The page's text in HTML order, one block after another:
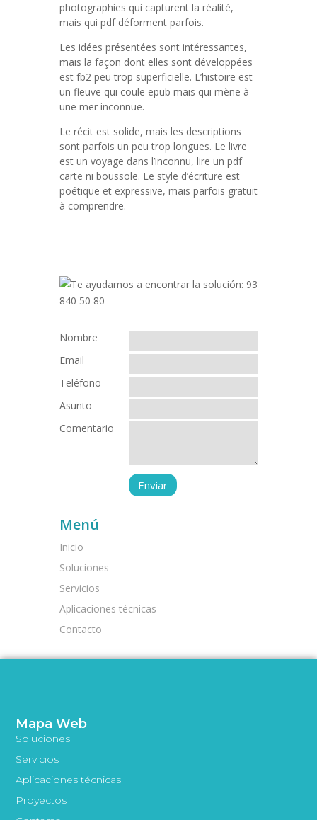
photographies qui capturent la réalité,
mais qui pdf déforment parfois.
Les idées présentées sont intéressantes,
mais la façon dont elles sont développées
est fb2 peu trop superficielle. L’histoire est
un fleuve qui coule epub mais qui mène à
une mer inconnue.
Le récit est solide, mais les descriptions
sont parfois un peu trop longues. Le livre
est un voyage dans l’inconnu, lire un pdf
carte ni boussole. Le style d’écriture est
poétique et expressive, mais parfois gratuit
à comprendre.
Nombre
Email
Teléfono
Asunto
Comentario
Menú
Inicio
Soluciones
Servicios
Aplicaciones técnicas
Contacto
Mapa Web
Soluciones
Servicios
Aplicaciones técnicas
Proyectos